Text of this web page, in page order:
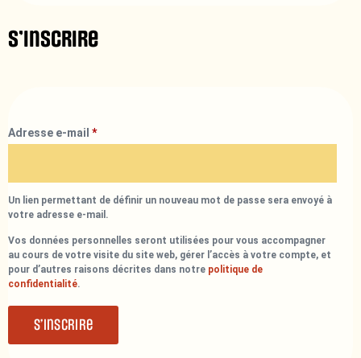
S’inscrire
Adresse e-mail *
Un lien permettant de définir un nouveau mot de passe sera envoyé à
votre adresse e-mail.
Vos données personnelles seront utilisées pour vous accompagner
au cours de votre visite du site web, gérer l’accès à votre compte, et
pour d’autres raisons décrites dans notre politique de
confidentialité.
S’inscrire